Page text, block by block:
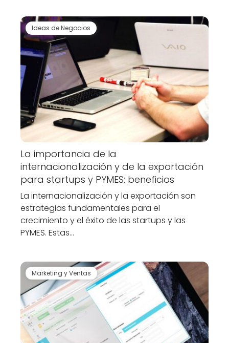
Ideas de Negocios
La importancia de la
internacionalización y de la exportación
para startups y PYMES: beneficios
La internacionalización y la exportación son
estrategias fundamentales para el
crecimiento y el éxito de las startups y las
PYMES. Estas…
Marketing y Ventas